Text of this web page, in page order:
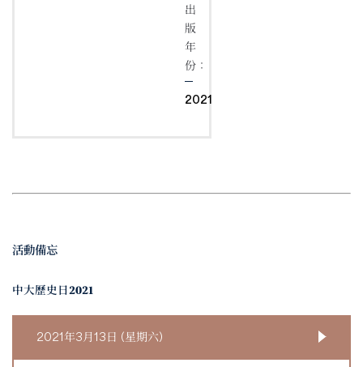
出
版
年
份：
2021
活動備忘
中大歷史日2021
2021年3月13日 (星期六)